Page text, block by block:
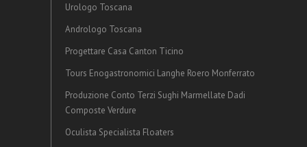
Urologo Toscana
Andrologo Toscana
Progettare Casa Canton Ticino
Tours Enogastronomici Langhe Roero Monferrato
Produzione Conto Terzi Sughi Marmellate Dadi
Composte Verdure
Oculista Specialista Floaters